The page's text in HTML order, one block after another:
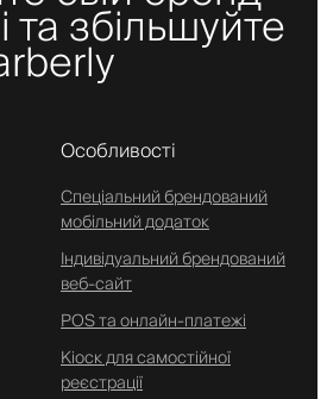
та збільшуйте
Особливості
Спеціальний брендований
мобільний додаток
Індивідуальний брендований
веб-сайт
POS та онлайн-платежі
Кіоск для самостійної
реєстрації